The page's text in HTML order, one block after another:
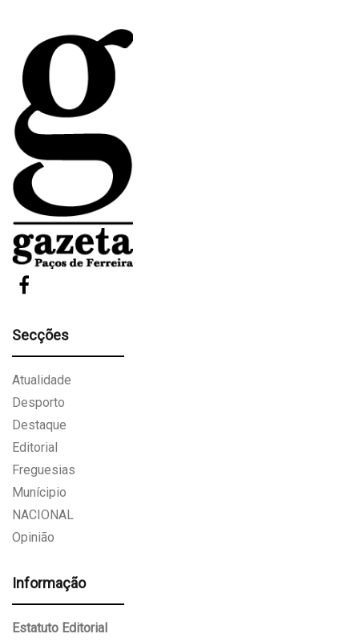
Secções
Atualidade
Desporto
Destaque
Editorial
Freguesias
Munícipio
NACIONAL
Opinião
Informação
Estatuto Editorial